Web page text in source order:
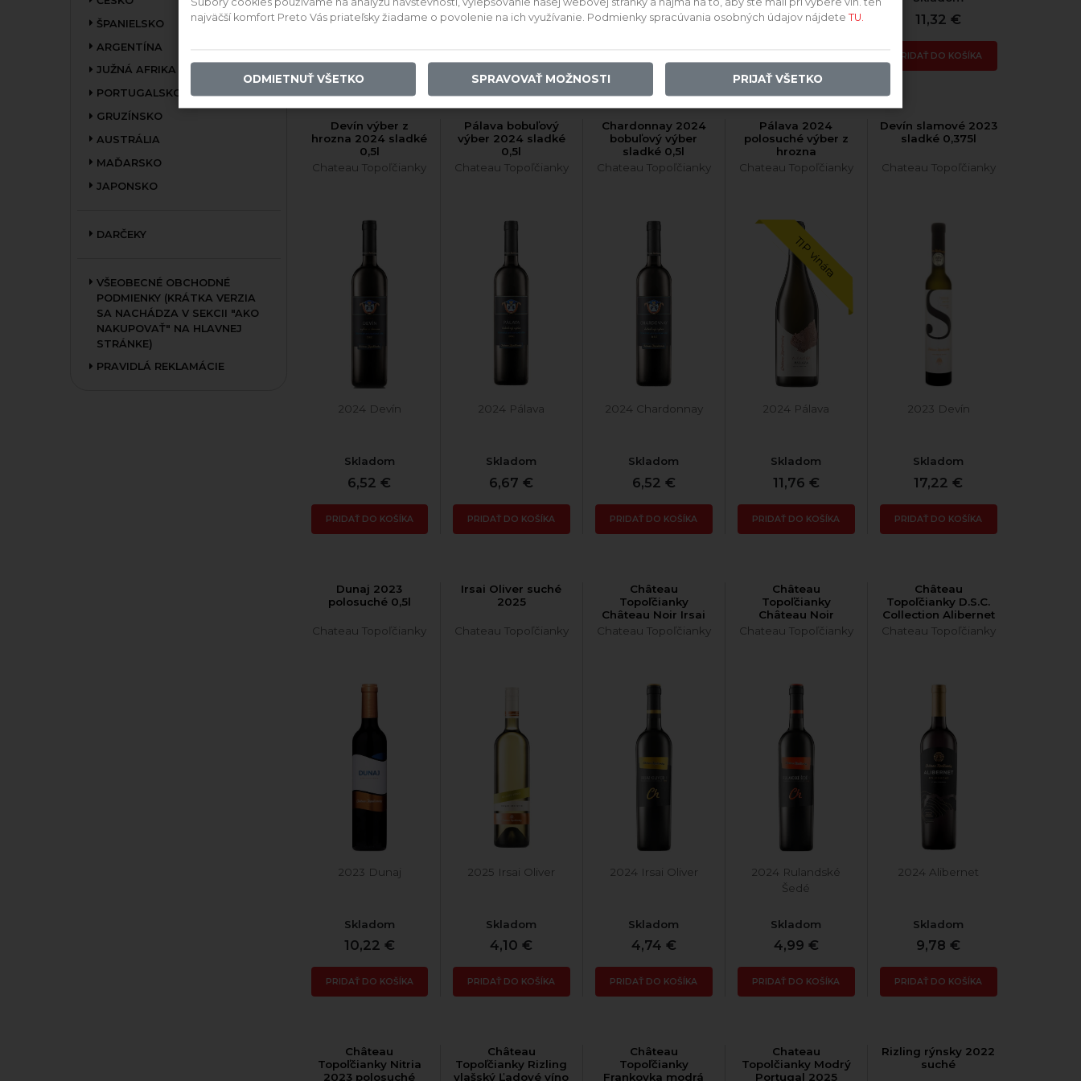
ŠPANIELSKO
ARGENTÍNA
JUŽNÁ AFRIKA
PORTUGALSKO
GRUZÍNSKO
AUSTRÁLIA
MAĎARSKO
JAPONSKO
DARČEKY
VŠEOBECNÉ OBCHODNÉ
PODMIENKY (KRÁTKA VERZIA
SA NACHÁDZA V SEKCII "AKO
NAKUPOVAŤ" NA HLAVNEJ
STRÁNKE)
PRAVIDLÁ REKLAMÁCIE
17,22 € 16,97 € 11,76 € 12,73 € 11,32 €
PRIDAŤ DO KOŠÍKA
Devín výber z
hrozna 2024 sladké
0,5l
Chateau Topoľčianky
2024 Devín
Skladom
6,52 €
PRIDAŤ DO KOŠÍKA
Pálava bobuľový
výber 2024 sladké
0,5l
Chateau Topoľčianky
2024 Pálava
Skladom
6,67 €
PRIDAŤ DO KOŠÍKA
Chardonnay 2024
bobuľový výber
sladké 0,5l
Chateau Topoľčianky
2024 Chardonnay
Skladom
6,52 €
PRIDAŤ DO KOŠÍKA
Pálava 2024
polosuché výber z
hrozna
Chateau Topoľčianky
TIP vinára
2024 Pálava
Skladom
11,76 €
PRIDAŤ DO KOŠÍKA
Devín slamové 2023
sladké 0,375l
Chateau Topoľčianky
2023 Devín
Skladom
17,22 €
PRIDAŤ DO KOŠÍKA
Dunaj 2023
polosuché 0,5l
Chateau Topoľčianky
2023 Dunaj
Skladom
10,22 €
PRIDAŤ DO KOŠÍKA
Irsai Oliver suché
2025
Chateau Topoľčianky
2025 Irsai Oliver
Skladom
4,10 €
PRIDAŤ DO KOŠÍKA
Château
Topoľčianky
Château Noir Irsai
Oliver 2024 suché
Chateau Topoľčianky
2024 Irsai Oliver
Skladom
4,74 €
PRIDAŤ DO KOŠÍKA
Château
Topoľčianky
Château Noir
Rulandské šedé
2024 suché
Chateau Topoľčianky
2024 Rulandské
Šedé
Skladom
4,99 €
PRIDAŤ DO KOŠÍKA
Château
Topoľčianky D.S.C.
Collection Alibernet
2024 polosuché
Chateau Topoľčianky
2024 Alibernet
Skladom
9,78 €
PRIDAŤ DO KOŠÍKA
Château
Topoľčianky Nitria
2023 polosuché
Château
Topoľčianky Rizling
vlašský Ľadové víno
Château
Topoľčianky
Frankovka modrá
Chateau
Topolčianky Modrý
Portugal 2025
Rizling rýnsky 2022
suché
Súbory cookies používame na analýzu návštevnosti, vylepšovanie našej webovej stránky a najmä na to, aby ste mali pri výbere vín. ten
najväčší komfort Preto Vás priateľsky žiadame o povolenie na ich využívanie. Podmienky spracúvania osobných údajov nájdete TU.
ODMIETNUŤ VŠETKO SPRAVOVAŤ MOŽNOSTI PRIJAŤ VŠETKO